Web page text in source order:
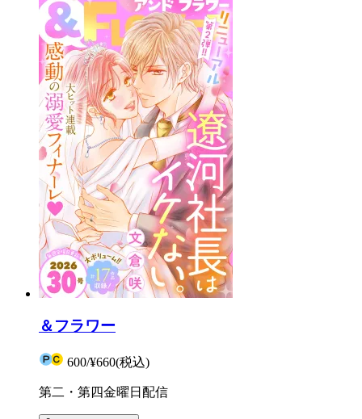
＆フラワー
600/¥660(税込)
第二・第四金曜日配信